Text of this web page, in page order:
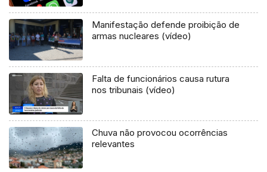
Manifestação defende proibição de
armas nucleares (vídeo)
Falta de funcionários causa rutura
nos tribunais (vídeo)
Chuva não provocou ocorrências
relevantes